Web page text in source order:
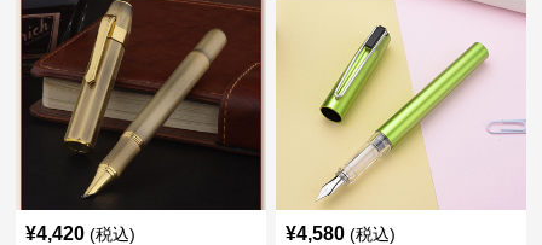
¥4,420 (税込) ¥4,580 (税込)